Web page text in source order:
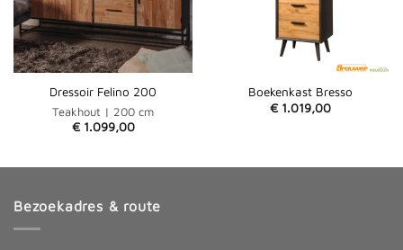
Dressoir Felino 200
Teakhout | 200 cm
€1.099,00
Boekenkast Bresso
€1.019,00
Bezoekadres & route